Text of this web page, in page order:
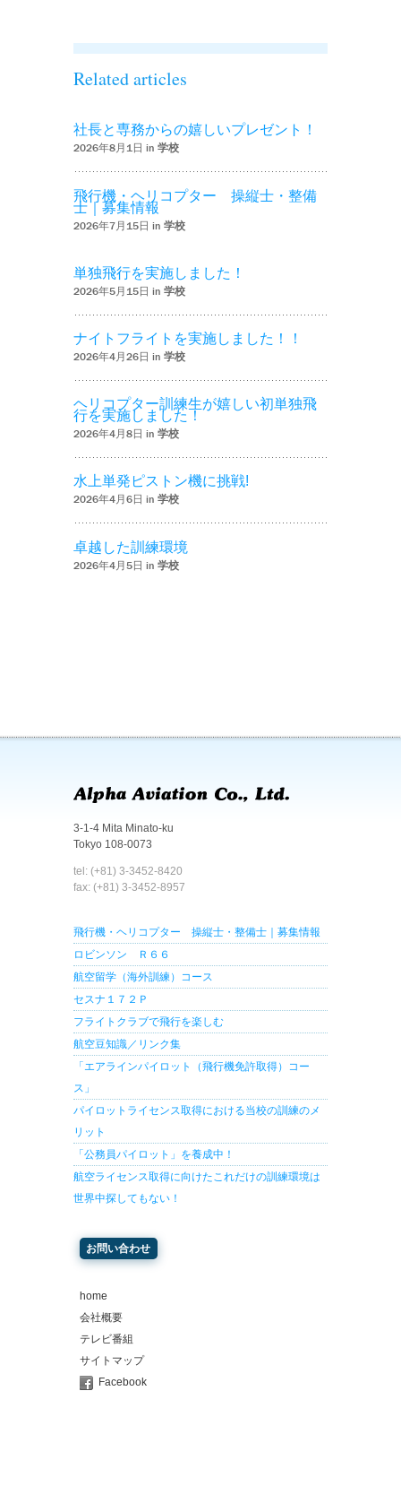
Related articles
社長と専務からの嬉しいプレゼント！
2026年8月1日 in 学校
飛行機・ヘリコプター 操縦士・整備
士｜募集情報
2026年7月15日 in 学校
単独飛行を実施しました！
2026年5月15日 in 学校
ナイトフライトを実施しました！！
2026年4月26日 in 学校
ヘリコプター訓練生が嬉しい初単独飛
行を実施しました！
2026年4月8日 in 学校
水上単発ピストン機に挑戦!
2026年4月6日 in 学校
卓越した訓練環境
2026年4月5日 in 学校
3-1-4 Mita Minato-ku
Tokyo 108-0073
tel: (+81) 3-3452-8420
fax: (+81) 3-3452-8957
飛行機・ヘリコプター 操縦士・整備士｜募集情報
ロビンソン Ｒ６６
航空留学（海外訓練）コース
セスナ１７２Ｐ
フライトクラブで飛行を楽しむ
航空豆知識／リンク集
「エアラインパイロット（飛行機免許取得）コー
ス」
パイロットライセンス取得における当校の訓練のメ
リット
「公務員パイロット」を養成中！
航空ライセンス取得に向けたこれだけの訓練環境は
世界中探してもない！
お問い合わせ
home
会社概要
テレビ番組
サイトマップ
Facebook